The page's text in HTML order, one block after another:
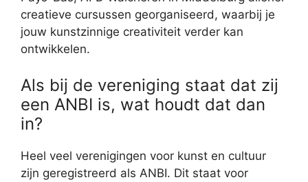
creatieve cursussen georganiseerd, waarbij je
jouw kunstzinnige creativiteit verder kan
ontwikkelen.
Als bij de vereniging staat dat zij
een ANBI is, wat houdt dat dan
in?
Heel veel verenigingen voor kunst en cultuur
zijn geregistreerd als ANBI. Dit staat voor